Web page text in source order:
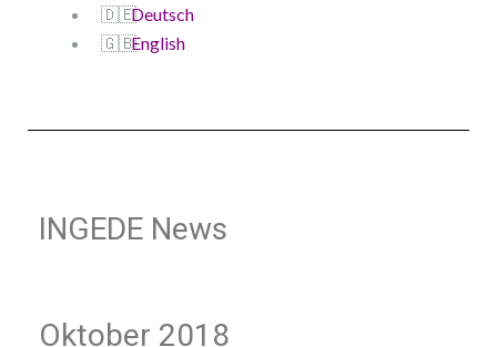
Deutsch
English
INGEDE News
Oktober 2018​